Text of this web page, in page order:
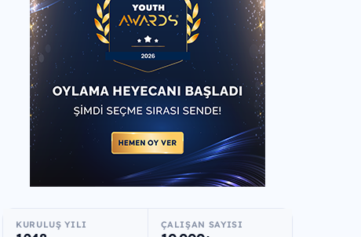
KURULUŞ YILI ÇALIŞAN SAYISI